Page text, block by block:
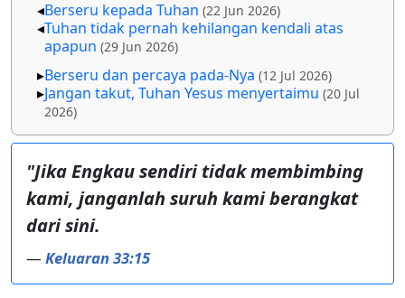
Berseru kepada Tuhan (22 Jun 2026)
Tuhan tidak pernah kehilangan kendali atas
apapun (29 Jun 2026)
Berseru dan percaya pada-Nya (12 Jul 2026)
Jangan takut, Tuhan Yesus menyertaimu (20 Jul
2026)
"Jika Engkau sendiri tidak membimbing
kami, janganlah suruh kami berangkat
dari sini.
— Keluaran 33:15